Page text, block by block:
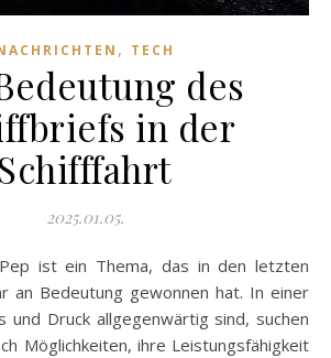
, TECH
des
in der
Schifffahrt
2025.01.05.
an Bedeutung gewonnen hat. In einer
und Druck allgegenwärtig sind, suchen
Möglichkeiten, ihre Leistungsfähigkeit